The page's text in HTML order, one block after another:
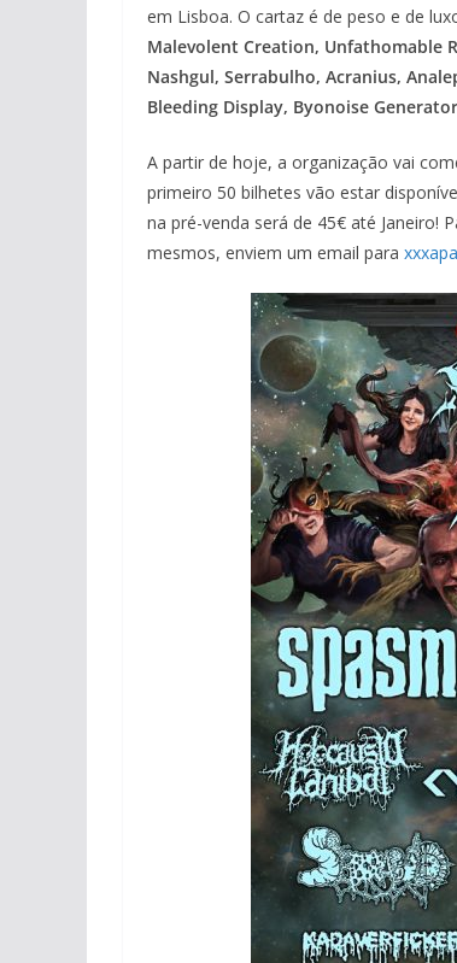
em Lisboa. O cartaz é de peso e de
Malevolent Creation, Unfathomable
Nashgul, Serrabulho, Acranius,
Bleeding Display, Byonoise
A partir de hoje, a organização vai
primeiro 50 bilhetes vão estar
na pré-venda será de 45€ até Janeiro!
mesmos, enviem um email para